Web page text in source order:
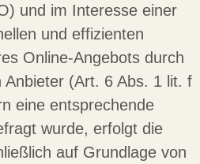
und im Interesse einer
und effizienten
Online-Angebots durch
Anbieter (Art. 6 Abs. 1 lit. f
eine entsprechende
wurde, erfolgt die
auf Grundlage von